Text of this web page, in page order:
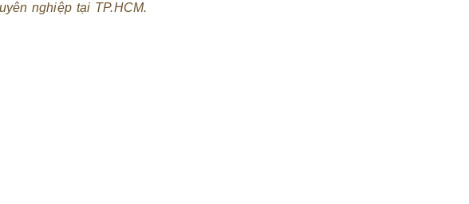
nghiệp tại TP.HCM.